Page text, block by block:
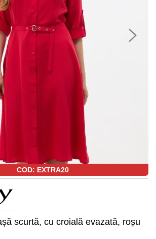
COD: EXTRA20
scurtă, cu croială evazată, roșu